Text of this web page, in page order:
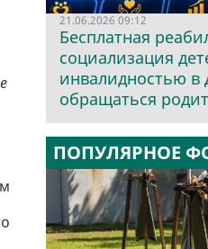
21.06.2026 09:12
Бесплатная
социализация
инвалидностью в
обращаться
ПОПУЛЯРНОЕ